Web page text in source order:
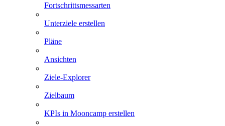
Fortschrittsmessarten
Unterziele erstellen
Pläne
Ansichten
Ziele-Explorer
Zielbaum
KPIs in Mooncamp erstellen